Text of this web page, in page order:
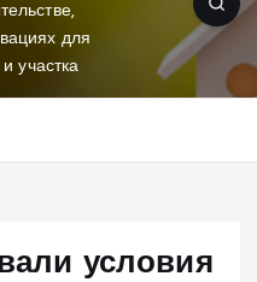
для
участка
условия